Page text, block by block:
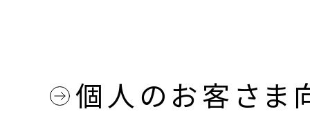
個人のお客さま